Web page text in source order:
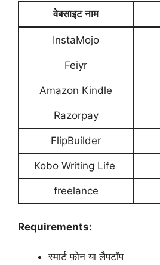
वेबसाइट नाम
InstaMojo
Feiyr
Amazon Kindle
Razorpay
FlipBuilder
Kobo Writing Life
freelance
Requirements:
स्मार्ट फ़ोन या लैपटॉप